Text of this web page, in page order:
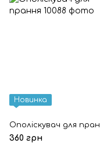
Новинка
Ополіскувач для
360 грн